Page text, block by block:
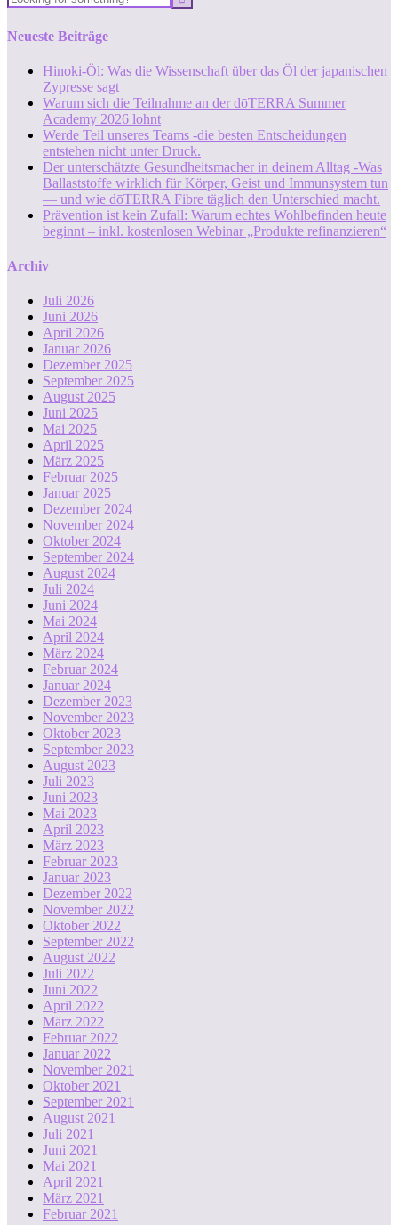
Neueste Beiträge
Hinoki-Öl: Was die Wissenschaft über das Öl der japanischen
Zypresse sagt
Warum sich die Teilnahme an der dōTERRA Summer
Academy 2026 lohnt
Werde Teil unseres Teams -die besten Entscheidungen
entstehen nicht unter Druck.
Der unterschätzte Gesundheitsmacher in deinem Alltag -Was
Ballaststoffe wirklich für Körper, Geist und Immunsystem tun
— und wie dōTERRA Fibre täglich den Unterschied macht.
Prävention ist kein Zufall: Warum echtes Wohlbefinden heute
beginnt – inkl. kostenlosen Webinar „Produkte refinanzieren“
Archiv
Juli 2026
Juni 2026
April 2026
Januar 2026
Dezember 2025
September 2025
August 2025
Juni 2025
Mai 2025
April 2025
März 2025
Februar 2025
Januar 2025
Dezember 2024
November 2024
Oktober 2024
September 2024
August 2024
Juli 2024
Juni 2024
Mai 2024
April 2024
März 2024
Februar 2024
Januar 2024
Dezember 2023
November 2023
Oktober 2023
September 2023
August 2023
Juli 2023
Juni 2023
Mai 2023
April 2023
März 2023
Februar 2023
Januar 2023
Dezember 2022
November 2022
Oktober 2022
September 2022
August 2022
Juli 2022
Juni 2022
April 2022
März 2022
Februar 2022
Januar 2022
November 2021
Oktober 2021
September 2021
August 2021
Juli 2021
Juni 2021
Mai 2021
April 2021
März 2021
Februar 2021